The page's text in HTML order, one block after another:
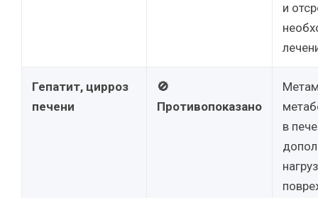
и
Гепатит, цирроз
печени
🚫
Противопоказано
в